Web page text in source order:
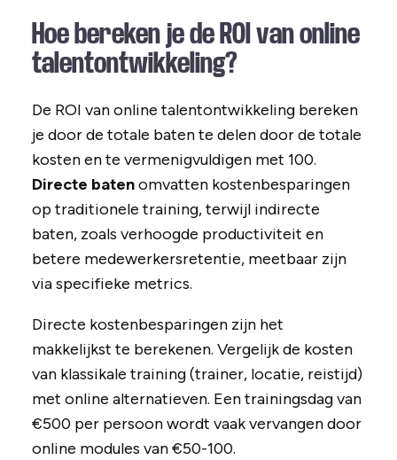
Hoe bereken je de ROI van online
talentontwikkeling?
De ROI van online talentontwikkeling bereken
je door de totale baten te delen door de totale
kosten en te vermenigvuldigen met 100.
Directe batenomvatten kostenbesparingen
op traditionele training, terwijl indirecte
baten, zoals verhoogde productiviteit en
betere medewerkersretentie, meetbaar zijn
via specifieke metrics.
Directe kostenbesparingen zijn het
makkelijkst te berekenen. Vergelijk de kosten
van klassikale training (trainer, locatie, reistijd)
met online alternatieven. Een trainingsdag van
€500 per persoon wordt vaak vervangen door
online modules van €50-100.